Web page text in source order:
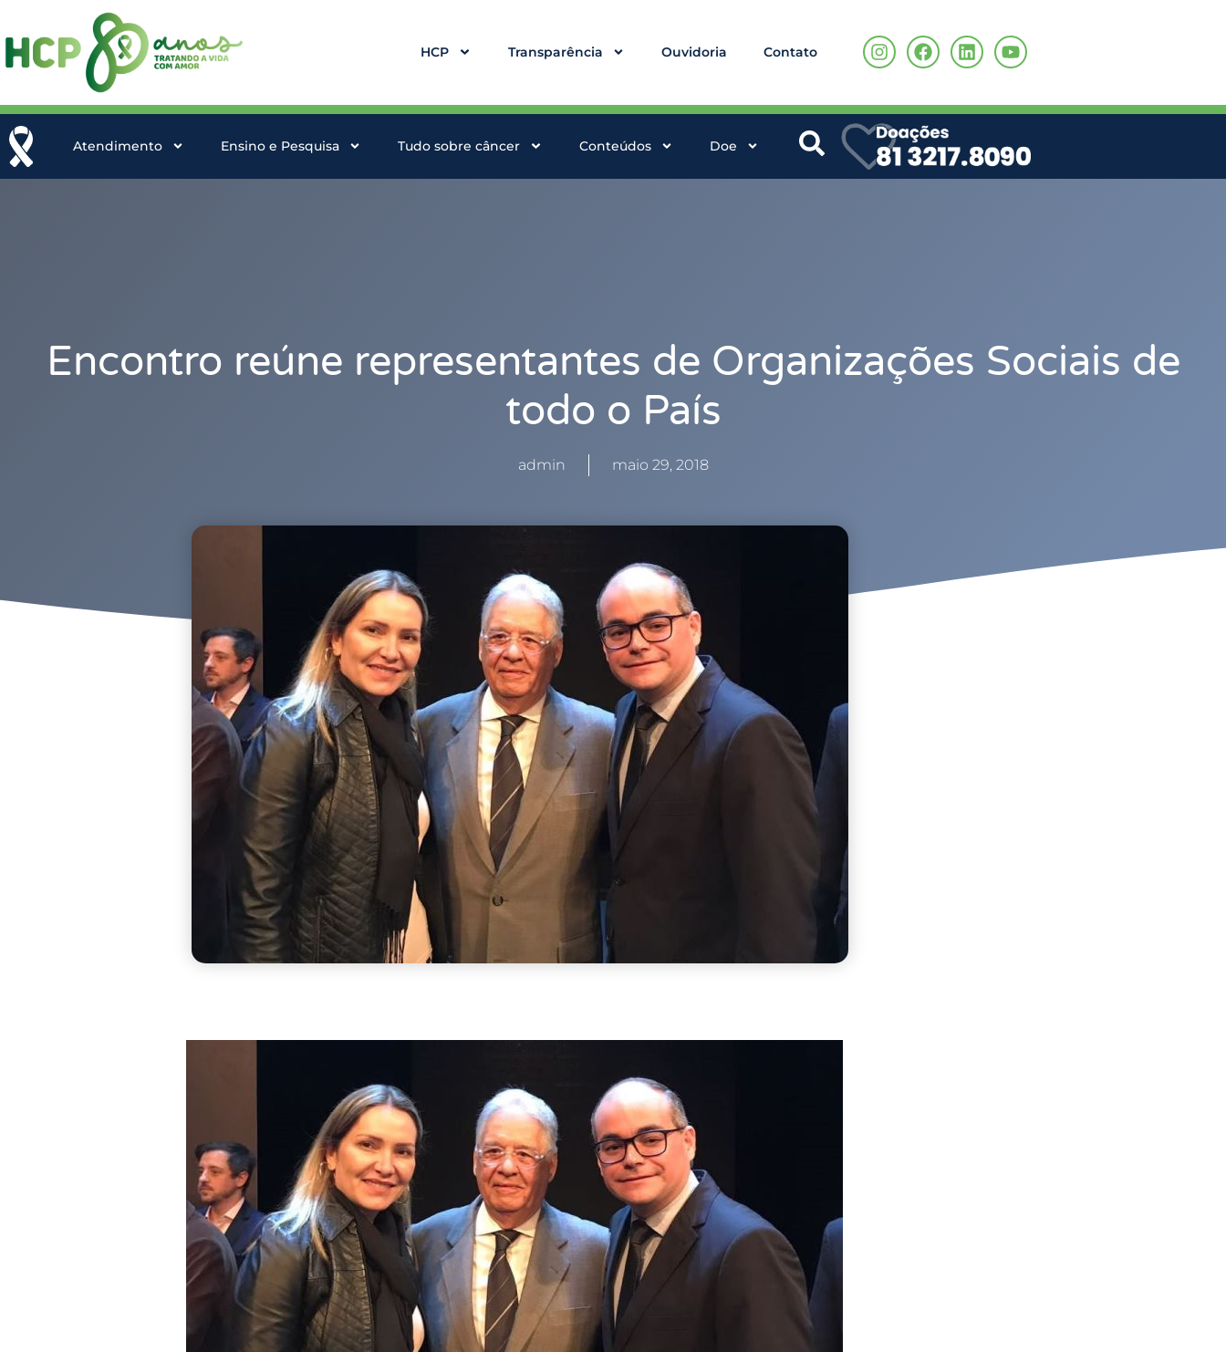
HCP Transparência Ouvidoria Contato
Atendimento Ensino e Pesquisa Tudo sobre câncer Conteúdos Doe
Encontro reúne representantes de Organizações Sociais de
todo o País
admin maio 29, 2018